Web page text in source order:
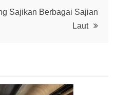
Sajikan Berbagai Sajian
Laut